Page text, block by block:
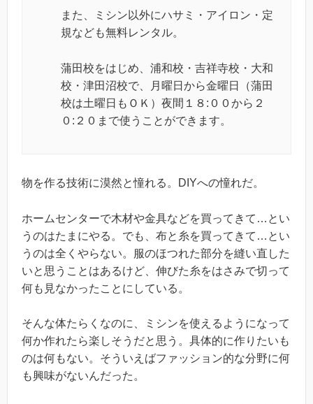
また、ミシン以外にハサミ・アイロン・定
規なども無料レンタル。
蒲田校をはじめ、浦和校・吉祥寺校・大和
校・津田沼校で、月曜日から金曜日（蒲田
校は土曜日もＯＫ）夜間１８:００から２
０:２０まで使うことができます。
物を作る技術に漠然と憧れる。DIYへの憧れだ。
ホームセンターで木材や金具などを買ってきて…とい
うのはたまにやる。でも、布と糸を買ってきて…とい
うのは全くやらない。服のほつれた部分を縫い直した
いと思うことはあるけど、伸びた糸をはさみで切って
何も見なかったことにしている。
そんな体たらくなのに、ミシンを使えるようになって
何か作れたら楽しそうだと思う。具体的に作りたいも
のは何もない。そういえばファッション的な分野に何
も興味がないんだった。